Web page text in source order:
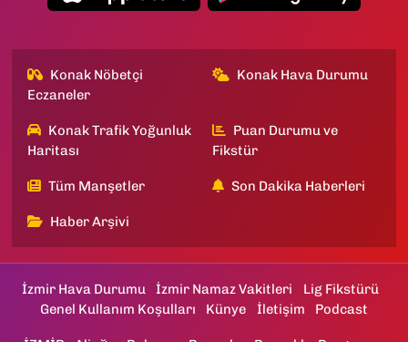
Konak Nöbetçi
Eczaneler
Konak Hava Durumu
Konak Trafik Yoğunluk
Haritası
Puan Durumu ve
Fikstür
Tüm Manşetler Son Dakika Haberleri
Haber Arşivi
İzmir Hava Durumu İzmir Namaz Vakitleri
Lig Fikstürü
Genel Kullanım Koşulları
Künye İletişim Podcast